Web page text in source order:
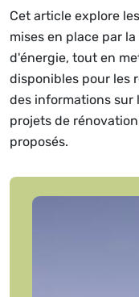
Cet article explore
mises en place par
d'énergie, tout en
disponibles pour les
des informations sur
projets de
proposés.